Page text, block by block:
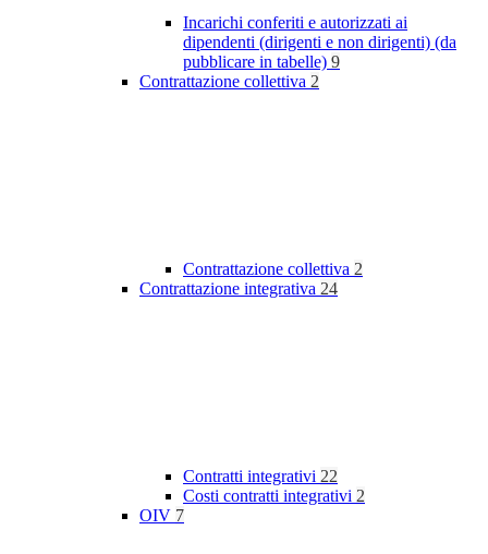
Incarichi conferiti e autorizzati ai
dipendenti (dirigenti e non dirigenti) (da
pubblicare in tabelle) 9
Contrattazione collettiva 2
Contrattazione collettiva 2
Contrattazione integrativa 24
Contratti integrativi 22
Costi contratti integrativi 2
OIV 7